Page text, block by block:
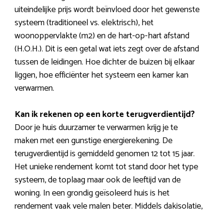
uiteindelijke prijs wordt beïnvloed door het gewenste
systeem (traditioneel vs. elektrisch), het
woonoppervlakte (m2) en de hart-op-hart afstand
(H.O.H.). Dit is een getal wat iets zegt over de afstand
tussen de leidingen. Hoe dichter de buizen bij elkaar
liggen, hoe efficiënter het systeem een kamer kan
verwarmen.
Kan ik rekenen op een korte terugverdientijd?
Door je huis duurzamer te verwarmen krijg je te
maken met een gunstige energierekening. De
terugverdientijd is gemiddeld genomen 12 tot 15 jaar.
Het unieke rendement komt tot stand door het type
systeem, de toplaag maar ook de leeftijd van de
woning. In een grondig geïsoleerd huis is het
rendement vaak vele malen beter. Middels dakisolatie,